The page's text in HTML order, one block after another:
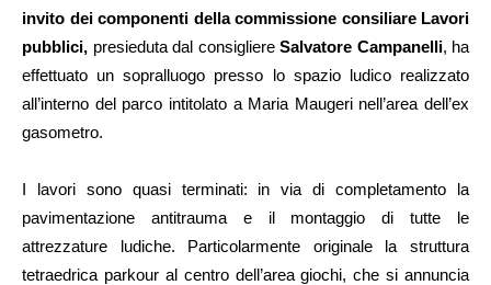
invito dei componenti della commissione consiliare Lavori
pubblici, presieduta dal consigliere Salvatore Campanelli, ha
effettuato un sopralluogo presso lo spazio ludico realizzato
all’interno del parco intitolato a Maria Maugeri nell’area dell’ex
gasometro.
I lavori sono quasi terminati: in via di completamento la
pavimentazione antitrauma e il montaggio di tutte le
attrezzature ludiche. Particolarmente originale la struttura
tetraedrica parkour al centro dell’area giochi, che si annuncia